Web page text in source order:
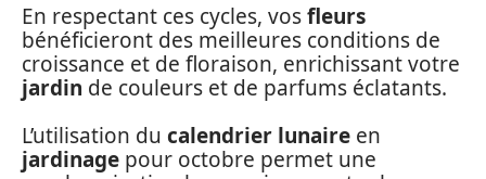
En respectant ces cycles, vosfleurs
bénéficieront des meilleures conditions de
croissance et de floraison, enrichissant votre
jardin de couleurs et de parfums éclatants.
L’utilisation du calendrier lunaire en
jardinage pour octobre permet une